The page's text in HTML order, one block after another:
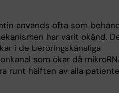
används ofta som
har varit okänd.
i de beröringskänsliga
som ökar då
runt hälften av alla